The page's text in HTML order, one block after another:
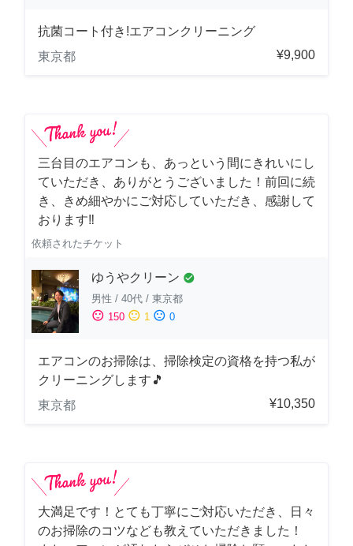
抗菌コート付き!エアコンクリーニング
東京都
¥9,900
三台目のエアコンも、あっという間にきれいにし
ていただき、ありがとうございました！前回に続
き、きめ細やかにご対応していただき、感謝して
おります‼️
依頼されたチケット
ゆうやクリーン check_circle
男性 / 40代 / 東京都
sentiment_satisfied 150 sentiment_neutral 1 sentiment_dissatisfied 0
エアコンのお掃除は、掃除検定の資格を持つ私が
クリーニングします🎵
東京都
¥10,350
大満足です！とても丁寧にご対応いただき、日々
のお掃除のコツなども教えていただきました！